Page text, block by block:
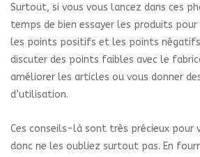
Surtout, si vous vous lancez dans ces
temps de bien essayer les produits
les points positifs et les points
discuter des points faibles avec le
améliorer les articles ou vous donner
d’utilisation.
Ces conseils-là sont très précieux pour
donc ne les oubliez surtout pas. En